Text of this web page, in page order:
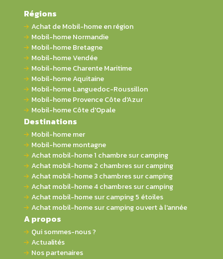
Régions
Achat de Mobil-home en région
Mobil-home Normandie
Mobil-home Bretagne
Mobil-home Vendée
Mobil-home Charente Maritime
Mobil-home Aquitaine
Mobil-home Languedoc-Roussillon
Mobil-home Provence Côte d'Azur
Mobil-home Côte d'Opale
Destinations
Mobil-home mer
Mobil-home montagne
Achat mobil-home 1 chambre sur camping
Achat mobil-home 2 chambres sur camping
Achat mobil-home 3 chambres sur camping
Achat mobil-home 4 chambres sur camping
Achat mobil-home sur camping 5 étoiles
Achat mobil-home sur camping ouvert à l'année
A propos
Qui sommes-nous ?
Actualités
Nos partenaires